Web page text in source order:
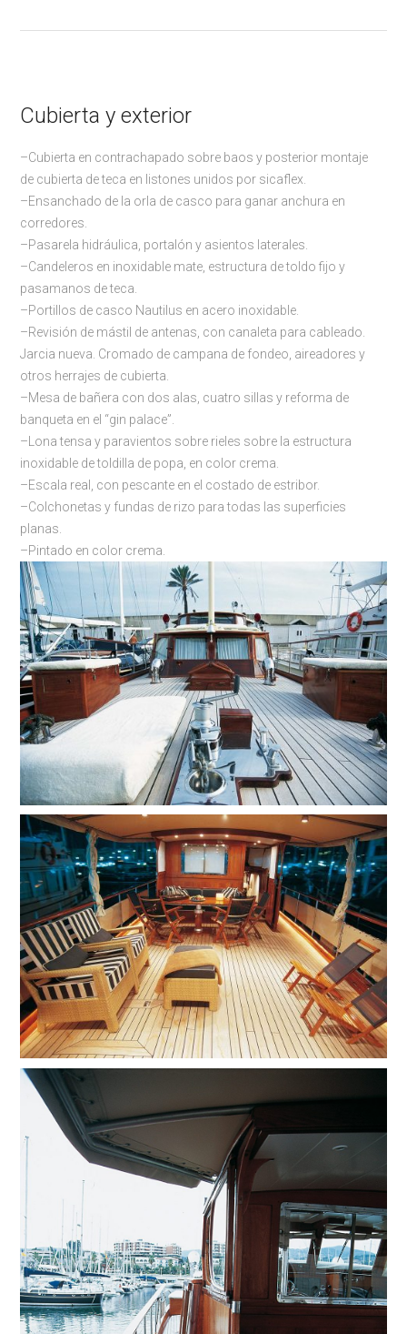
Cubierta y exterior
–Cubierta en contrachapado sobre baos y posterior montaje
de cubierta de teca en listones unidos por sicaflex.
–Ensanchado de la orla de casco para ganar anchura en
corredores.
–Pasarela hidráulica, portalón y asientos laterales.
–Candeleros en inoxidable mate, estructura de toldo fijo y
pasamanos de teca.
–Portillos de casco Nautilus en acero inoxidable.
–Revisión de mástil de antenas, con canaleta para cableado.
Jarcia nueva. Cromado de campana de fondeo, aireadores y
otros herrajes de cubierta.
–Mesa de bañera con dos alas, cuatro sillas y reforma de
banqueta en el “gin palace”.
–Lona tensa y paravientos sobre rieles sobre la estructura
inoxidable de toldilla de popa, en color crema.
–Escala real, con pescante en el costado de estribor.
–Colchonetas y fundas de rizo para todas las superficies
planas.
–Pintado en color crema.